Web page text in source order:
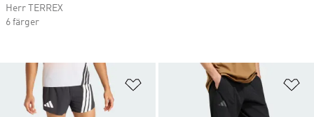
Lägg till på önskelistan
Herr TERREX
6 färger